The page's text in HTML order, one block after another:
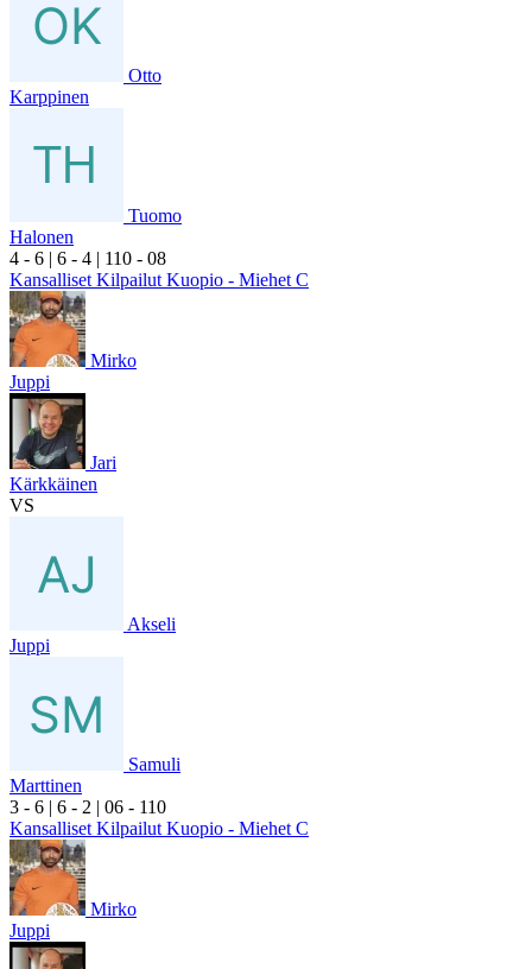
Otto
Karppinen
Tuomo
Halonen
4 - 6 | 6 - 4 | 110 - 08
Kansalliset Kilpailut Kuopio - Miehet C
Mirko
Juppi
Jari
Kärkkäinen
VS
Akseli
Juppi
Samuli
Marttinen
3 - 6 | 6 - 2 | 06 - 110
Kansalliset Kilpailut Kuopio - Miehet C
Mirko
Juppi